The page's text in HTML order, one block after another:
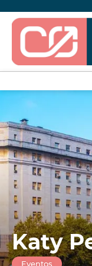
Katy
Eventos